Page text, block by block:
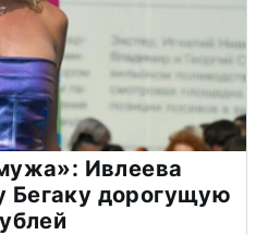
Ивлеева
Бегаку дорогущую